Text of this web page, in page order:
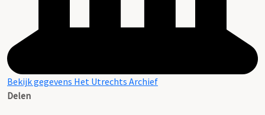
Bekijk gegevens Het Utrechts Archief
Delen